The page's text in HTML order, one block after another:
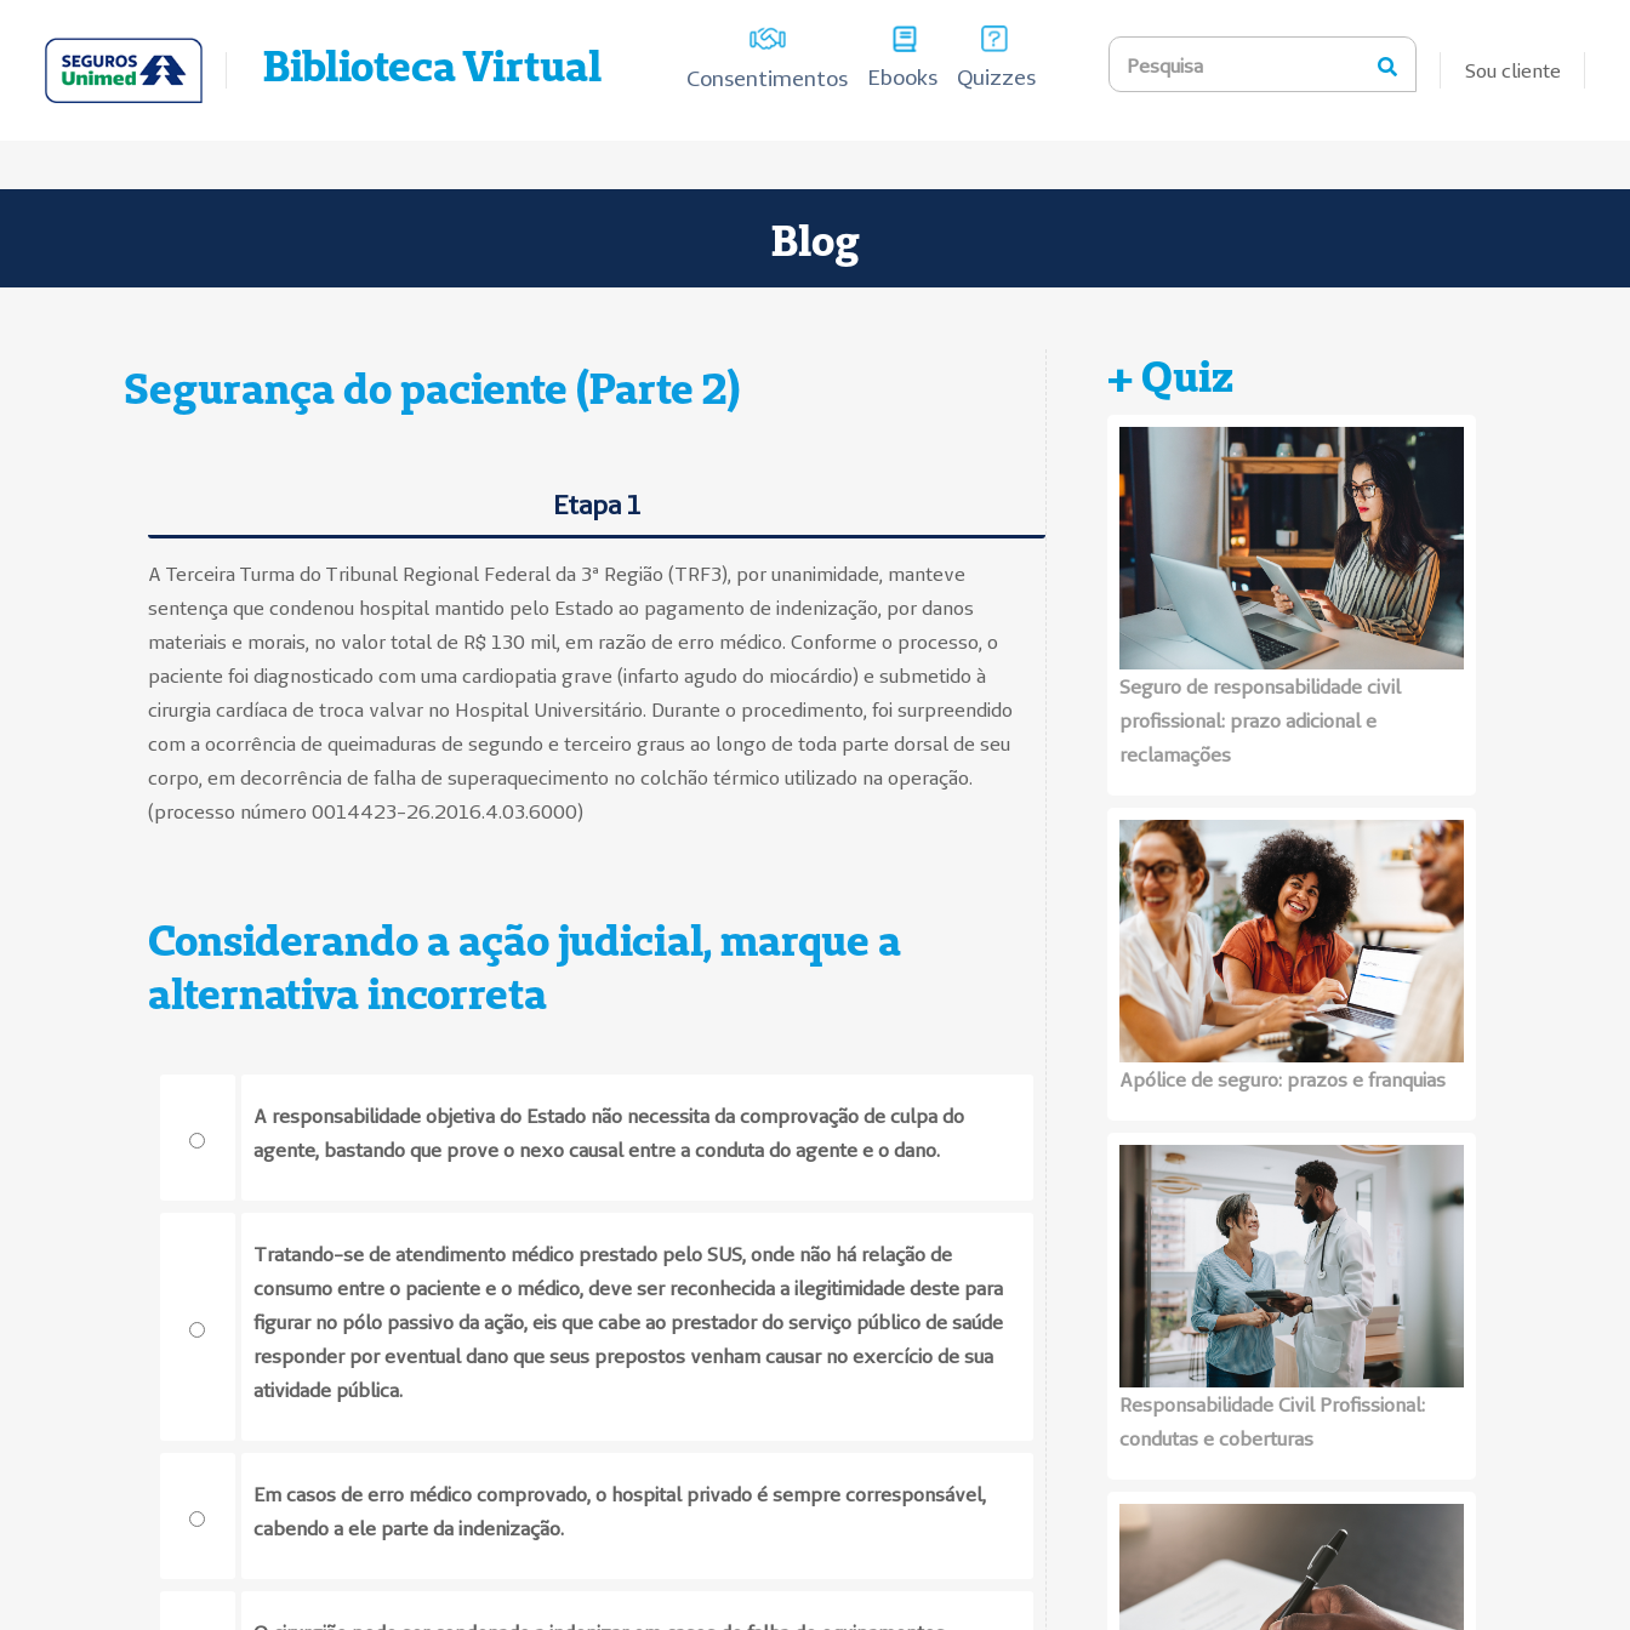
Biblioteca Virtual Consentimentos Ebooks Quizzes Pesquisa Sou cliente
Blog
Segurança do paciente (Parte 2)
Etapa 1
A Terceira Turma do Tribunal Regional Federal da 3ª Região (TRF3), por unanimidade, manteve
sentença que condenou hospital mantido pelo Estado ao pagamento de indenização, por danos
materiais e morais, no valor total de R$ 130 mil, em razão de erro médico. Conforme o processo, o
paciente foi diagnosticado com uma cardiopatia grave (infarto agudo do miocárdio) e submetido à
cirurgia cardíaca de troca valvar no Hospital Universitário. Durante o procedimento, foi surpreendido
com a ocorrência de queimaduras de segundo e terceiro graus ao longo de toda parte dorsal de seu
corpo, em decorrência de falha de superaquecimento no colchão térmico utilizado na operação.
(processo número 0014423-26.2016.4.03.6000)
Considerando a ação judicial, marque a
alternativa incorreta
A responsabilidade objetiva do Estado não necessita da comprovação de culpa do
agente, bastando que prove o nexo causal entre a conduta do agente e o dano.
Tratando-se de atendimento médico prestado pelo SUS, onde não há relação de
consumo entre o paciente e o médico, deve ser reconhecida a ilegitimidade deste para
figurar no pólo passivo da ação, eis que cabe ao prestador do serviço público de saúde
responder por eventual dano que seus prepostos venham causar no exercício de sua
atividade pública.
Em casos de erro médico comprovado, o hospital privado é sempre corresponsável,
cabendo a ele parte da indenização.
+ Quiz
Seguro de responsabilidade civil
profissional: prazo adicional e
reclamações
Apólice de seguro: prazos e franquias
Responsabilidade Civil Profissional:
condutas e coberturas